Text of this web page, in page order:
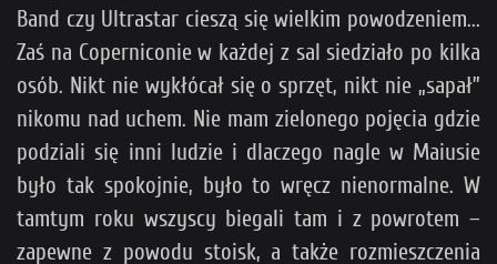
Band czy Ultrastar cieszą się wielkim powodzeniem...
Zaś na Coperniconie w każdej z sal siedziało po kilka
osób. Nikt nie wykłócał się o sprzęt, nikt nie „sapał”
nikomu nad uchem. Nie mam zielonego pojęcia gdzie
podziali się inni ludzie i dlaczego nagle w Maiusie
było tak spokojnie, było to wręcz nienormalne. W
tamtym roku wszyscy biegali tam i z powrotem –
zapewne z powodu stoisk, a także rozmieszczenia